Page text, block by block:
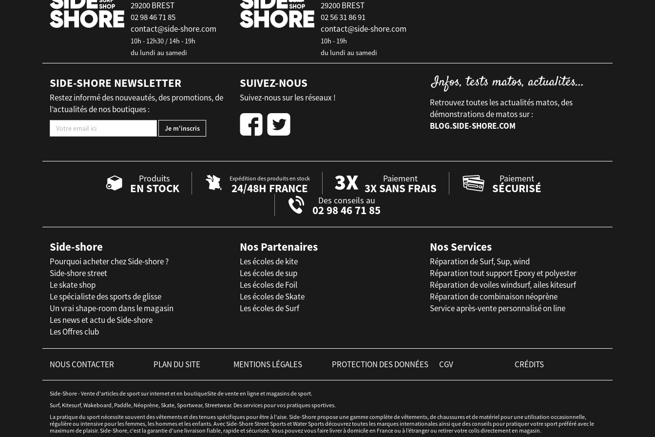
29200 BREST
02 98 46 71 85
contact@side-shore.com
10h - 12h30 / 14h - 19h
du lundi au samedi
29200 BREST
02 56 31 86 91
contact@side-shore.com
10h - 19h
du lundi au samedi
SIDE-SHORE NEWSLETTER
Restez informé des nouveautés, des promotions, de
l’actualités de nos boutiques :
SUIVEZ-NOUS
Suivez-nous sur les réseaux !
Retrouvez toutes les actualités matos, des
démonstrations de matos sur :
BLOG.SIDE-SHORE.COM
Produits
EN STOCK
Expédition des produits en stock
24/48H FRANCE
Paiement
3X SANS FRAIS
Paiement
SÉCURISÉ
Des conseils au
02 98 46 71 85
Side-shore
Pourquoi acheter chez Side-shore ?
Side-shore street
Le skate shop
Le spécialiste des sports de glisse
Un vrai shape-room dans le magasin
Les news et actu de Side-shore
Les Offres club
Nos Partenaires
Les écoles de kite
Les écoles de sup
Les écoles de Foil
Les écoles de Skate
Les écoles de Surf
Nos Services
Réparation de Surf, Sup, wind
Réparation tout support Epoxy et polyester
Réparation de voiles windsurf, ailes kitesurf
Réparation de combinaison néoprène
Service après-vente personnalisé on line
NOUS CONTACTER PLAN DU SITE MENTIONS LÉGALES PROTECTION DES DONNÉES CGV CRÉDITS
Side-Shore - Vente d'articles de sport sur internet et en boutiqueSite de vente en ligne et magasins de sport.
Surf, Kitesurf, Wakeboard, Paddle, Néoprène, Skate, Sportwear, Streetwear. Des services pour vos pratiques sportives.
La pratique du sport nécessite souvent des vêtements et des tenues spécifiques pour être à l'aise. Side-Shore propose une gamme complète de vêtements, de chaussures et de matériel pour une utilisation occasionnelle,
régulière ou intensive pour les femmes, les hommes et les enfants. Avec Side-Shore Street Sports et Water Sports découvrez toutes les marques internationales ainsi que des conseils pour pratiquer votre sport préféré avec le
maximum de plaisir. Side-Shore, c'est la garantie d'une livraison fiable, rapide et sécurisée. Vous pouvez vous faire livrer à domicile en France ou à l’étranger ou retirer votre colis directement en magasin.